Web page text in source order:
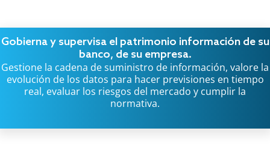
Gobierna y supervisa el patrimonio información de su
banco, de su empresa.
Gestione la cadena de suministro de información, valore la
evolución de los datos para hacer previsiones en tiempo
real, evaluar los riesgos del mercado y cumplir la
normativa.